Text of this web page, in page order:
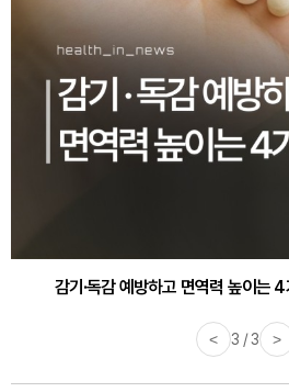
감기·독감 예방하고 면역력 높이는
< 3 / 3 >